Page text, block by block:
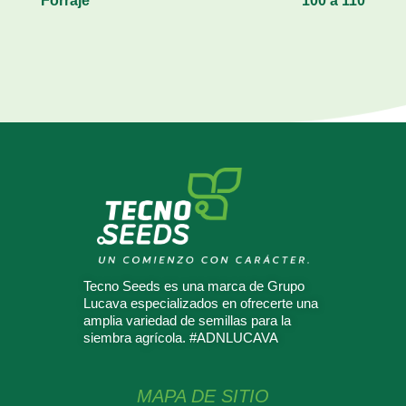
Tecno Seeds es una marca de Grupo
Lucava especializados en ofrecerte una
amplia variedad de semillas para la
siembra agrícola. #ADNLUCAVA
MAPA DE SITIO